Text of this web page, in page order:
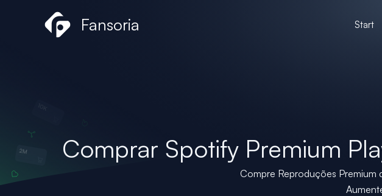
Fansoria Start
Comprar Spotify Premium
Compre Reproduções Premium